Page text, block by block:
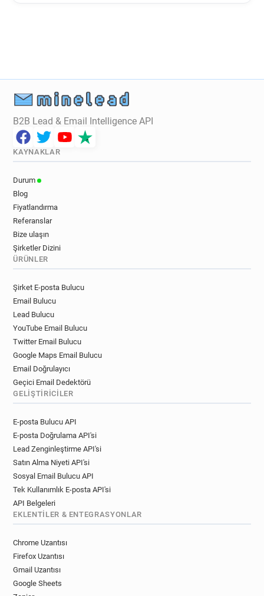
B2B Lead & Email Intelligence API
KAYNAKLAR
Durum
Blog
Fiyatlandırma
Referanslar
Bize ulaşın
Şirketler Dizini
ÜRÜNLER
Şirket E-posta Bulucu
Email Bulucu
Lead Bulucu
YouTube Email Bulucu
Twitter Email Bulucu
Google Maps Email Bulucu
Email Doğrulayıcı
Geçici Email Dedektörü
GELIŞTIRICILER
E-posta Bulucu API
E-posta Doğrulama API'si
Lead Zenginleştirme API'si
Satın Alma Niyeti API'si
Sosyal Email Bulucu API
Tek Kullanımlık E-posta API'si
API Belgeleri
EKLENTILER & ENTEGRASYONLAR
Chrome Uzantısı
Firefox Uzantısı
Gmail Uzantısı
Google Sheets